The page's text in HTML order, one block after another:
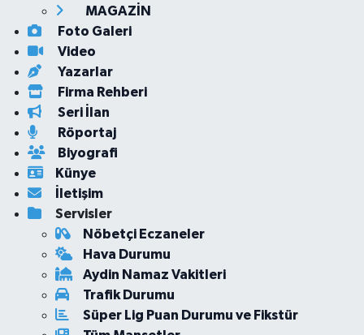
MAGAZİN
Foto Galeri
Video
Yazarlar
Firma Rehberi
Seri İlan
Röportaj
Biyografi
Künye
İletişim
Servisler
Nöbetçi Eczaneler
Hava Durumu
Aydin Namaz Vakitleri
Trafik Durumu
Süper Lig Puan Durumu ve Fikstür